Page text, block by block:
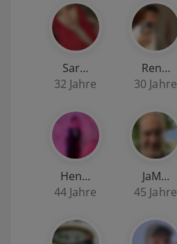
Sar…
32 Jahre
Ren…
30 Jahre
Hen…
44 Jahre
JaM…
45 Jahre